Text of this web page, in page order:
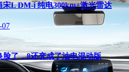
宋L DM-i 纯电300km+激光雷达
07
脸了，8还变成了油电混动版